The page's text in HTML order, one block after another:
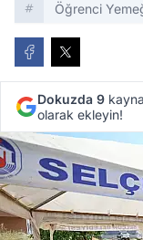
Öğrenci
Dokuzda 9
olarak ekleyin!